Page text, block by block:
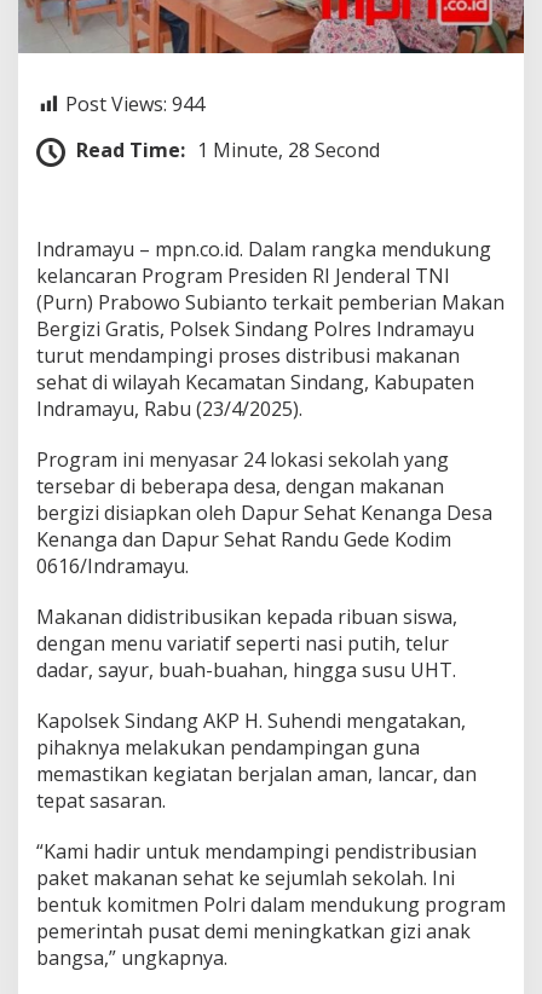
n
d
r
y
u
t
D
a
m
p
i
n
P
r
o
s
i
s
t
b
u
s
k
a
n
S
e
h
Post Views: 944
Read Time: 1 Minute, 28 Second
Indramayu – mpn.co.id. Dalam rangka mendukung
kelancaran Program Presiden RI Jenderal TNI
(Purn) Prabowo Subianto terkait pemberian Makan
Bergizi Gratis, Polsek Sindang Polres Indramayu
turut mendampingi proses distribusi makanan
sehat di wilayah Kecamatan Sindang, Kabupaten
Indramayu, Rabu (23/4/2025).
Program ini menyasar 24 lokasi sekolah yang
tersebar di beberapa desa, dengan makanan
bergizi disiapkan oleh Dapur Sehat Kenanga Desa
Kenanga dan Dapur Sehat Randu Gede Kodim
0616/Indramayu.
Makanan didistribusikan kepada ribuan siswa,
dengan menu variatif seperti nasi putih, telur
dadar, sayur, buah-buahan, hingga susu UHT.
Kapolsek Sindang AKP H. Suhendi mengatakan,
pihaknya melakukan pendampingan guna
memastikan kegiatan berjalan aman, lancar, dan
tepat sasaran.
“Kami hadir untuk mendampingi pendistribusian
paket makanan sehat ke sejumlah sekolah. Ini
bentuk komitmen Polri dalam mendukung program
pemerintah pusat demi meningkatkan gizi anak
bangsa,” ungkapnya.